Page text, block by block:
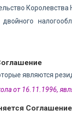
Королевства
являются
от 16.11.1996,
Соглашение